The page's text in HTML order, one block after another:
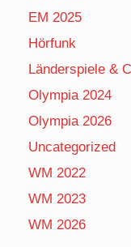
EM 2025
Hörfunk
Länderspiele &
Olympia 2024
Olympia 2026
Uncategorized
WM 2022
WM 2023
WM 2026